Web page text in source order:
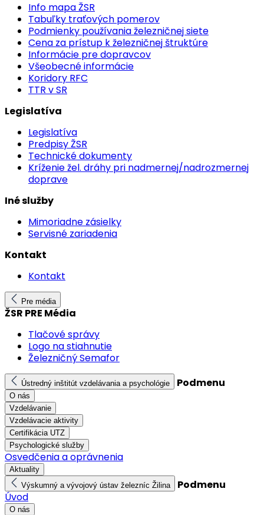
Info mapa ŽSR
Tabuľky traťových pomerov
Podmienky používania železničnej siete
Cena za prístup k železničnej štruktúre
Informácie pre dopravcov
Všeobecné informácie
Koridory RFC
TTR v SR
Legislatíva
Legislatíva
Predpisy ŽSR
Technické dokumenty
Kríženie žel. dráhy pri nadmernej/nadrozmernej
doprave
Iné služby
Mimoriadne zásielky
Servisné zariadenia
Kontakt
Kontakt
Pre média
ŽSR PRE Média
Tlačové správy
Logo na stiahnutie
Železničný Semafor
Ústredný inštitút vzdelávania a psychológie Podmenu
O nás
Vzdelávanie
Vzdelávacie aktivity
Certifikácia UTZ
Psychologické služby
Osvedčenia a oprávnenia
Aktuality
Výskumný a vývojový ústav železníc Žilina
Podmenu
Úvod
O nás